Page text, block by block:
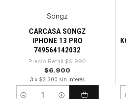
Songz
CARCASA SONGZ
IPHONE 13 PRO
749564142032
Precio Retail $9.990
$6.900
3 x $2.300 sin interés